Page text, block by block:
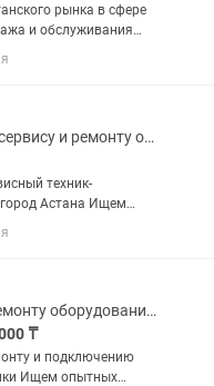
рынка в сфере
и обслуживания
оборудования
постоянную работу
в г....
Инженер по сервису и ремонту оборудования
техник-
монтажника для
заявок и
оборудования. 💰...
Мастер по ремонту оборудования, техники
₸
и подключению
Ищем опытных